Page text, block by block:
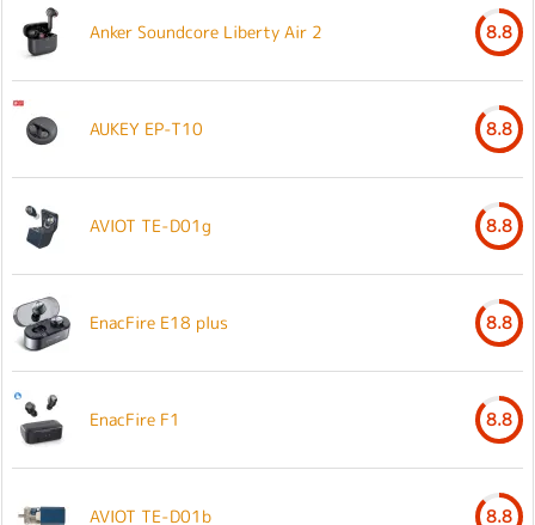
Anker Soundcore Liberty Air 2 8.8
AUKEY EP-T10 8.8
AVIOT TE-D01g 8.8
EnacFire E18 plus 8.8
EnacFire F1 8.8
AVIOT TE-D01b 8.8